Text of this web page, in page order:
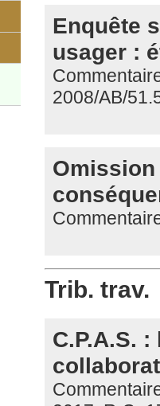
Enquête
usager :
2008/AB/
Trib. trav.
C.P.A.S.